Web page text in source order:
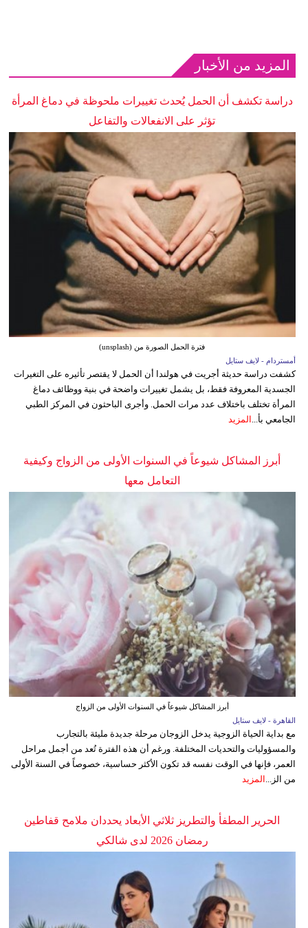
المزيد من الأخبار
دراسة تكشف أن الحمل يُحدث تغييرات ملحوظة في دماغ المرأة
تؤثر على الانفعالات والتفاعل
فترة الحمل الصورة من (unsplash)
أمستردام - لايف ستايل
كشفت دراسة حديثة أجريت في هولندا أن الحمل لا يقتصر تأثيره على التغيرات
الجسدية المعروفة فقط، بل يشمل تغييرات واضحة في بنية ووظائف دماغ
المرأة تختلف باختلاف عدد مرات الحمل. وأجرى الباحثون في المركز الطبي
الجامعي بأ... المزيد
أبرز المشاكل شيوعاً في السنوات الأولى من الزواج وكيفية
التعامل معها
أبرز المشاكل شيوعاً في السنوات الأولى من الزواج
القاهرة - لايف ستايل
مع بداية الحياة الزوجية يدخل الزوجان مرحلة جديدة مليئة بالتجارب
والمسؤوليات والتحديات المختلفة. ورغم أن هذه الفترة تُعد من أجمل مراحل
العمر، فإنها في الوقت نفسه قد تكون الأكثر حساسية، خصوصاً في السنة الأولى
من الز...
المزيد
الحرير المطفأ والتطريز ثلاثي الأبعاد يحددان ملامح قفاطين
رمضان 2026 لدى شالكي